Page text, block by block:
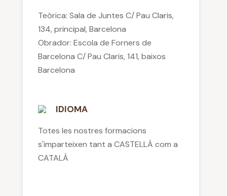
Teòrica: Sala de Juntes C/ Pau Claris,
134, principal, Barcelona
Obrador: Escola de Forners de
Barcelona C/ Pau Claris, 141, baixos
Barcelona
IDIOMA
Totes les nostres formacions
s'imparteixen tant a CASTELLÀ com a
CATALÀ